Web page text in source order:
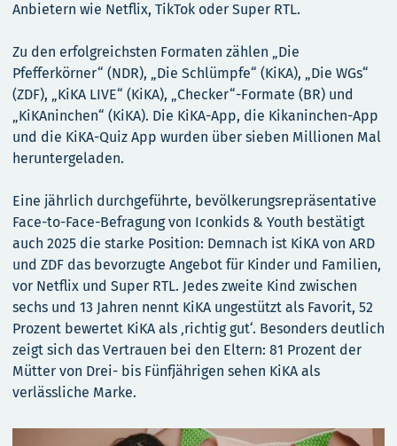
Anbietern wie Netflix, TikTok oder Super RTL.
Zu den erfolgreichsten Formaten zählen „Die
Pfefferkörner“ (NDR), „Die Schlümpfe“ (KiKA), „Die WGs“
(ZDF), „KiKA LIVE“ (KiKA), „Checker“-Formate (BR) und
„KiKAninchen“ (KiKA). Die KiKA-App, die Kikaninchen-App
und die KiKA-Quiz App wurden über sieben Millionen Mal
heruntergeladen.
Eine jährlich durchgeführte, bevölkerungsrepräsentative
Face-to-Face-Befragung von Iconkids & Youth bestätigt
auch 2025 die starke Position: Demnach ist KiKA von ARD
und ZDF das bevorzugte Angebot für Kinder und Familien,
vor Netflix und Super RTL. Jedes zweite Kind zwischen
sechs und 13 Jahren nennt KiKA ungestützt als Favorit, 52
Prozent bewertet KiKA als ‚richtig gut‘. Besonders deutlich
zeigt sich das Vertrauen bei den Eltern: 81 Prozent der
Mütter von Drei- bis Fünfjährigen sehen KiKA als
verlässliche Marke.